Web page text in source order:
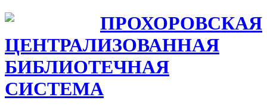
ПРОХОРОВСКАЯ
ЦЕНТРАЛИЗОВАННАЯ
БИБЛИОТЕЧНАЯ
СИСТЕМА